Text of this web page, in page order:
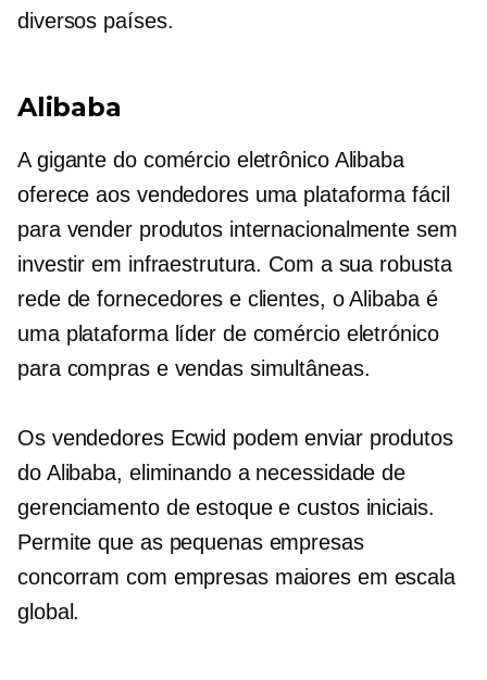
diversos países.
Alibaba
A gigante do comércio eletrônico Alibaba
oferece aos vendedores uma plataforma fácil
para vender produtos internacionalmente sem
investir em infraestrutura. Com a sua robusta
rede de fornecedores e clientes, o Alibaba é
uma plataforma líder de comércio eletrónico
para compras e vendas simultâneas.
Os vendedores Ecwid podem enviar produtos
do Alibaba, eliminando a necessidade de
gerenciamento de estoque e custos iniciais.
Permite que as pequenas empresas
concorram com empresas maiores em escala
global.